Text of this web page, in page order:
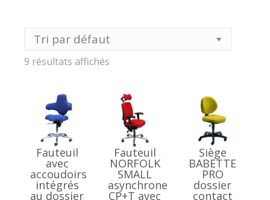
9 résultats affichés
Fauteuil
avec
accoudoirs
intégrés
au dossier
Fauteuil
NORFOLK
SMALL
asynchrone
CP+T avec
Siège
BABETTE
PRO
dossier
contact